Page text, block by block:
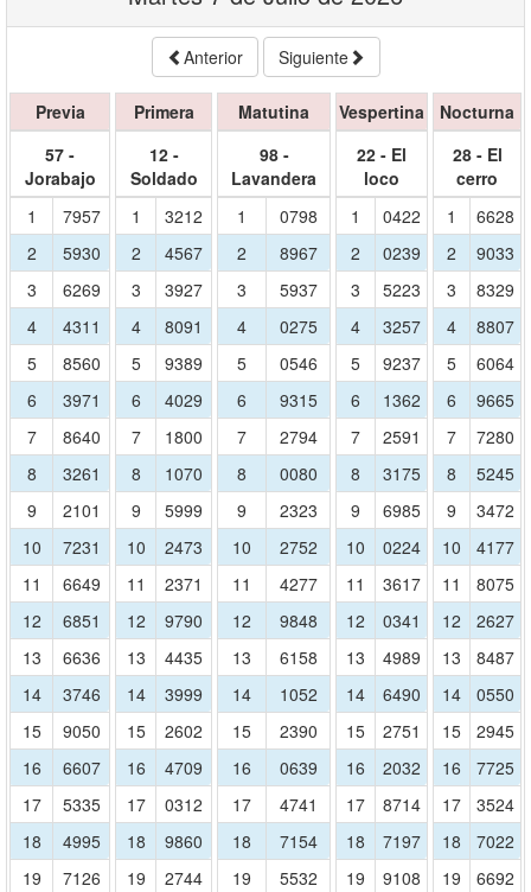
Anterior Siguiente
Previa
57 -
Jorabajo
1
7957
2
5930
3
6269
4
4311
5
8560
6
3971
7
8640
8
3261
9
2101
10
7231
11
6649
12
6851
13
6636
14
3746
15
9050
16
6607
17
5335
18
4995
19
7126
Primera
12 -
Soldado
1
3212
2
4567
3
3927
4
8091
5
9389
6
4029
7
1800
8
1070
9
5999
10
2473
11
2371
12
9790
13
4435
14
3999
15
2602
16
4709
17
0312
18
9860
19
2744
Matutina
98 -
Lavandera
1
0798
2
8967
3
5937
4
0275
5
0546
6
9315
7
2794
8
0080
9
2323
10
2752
11
4277
12
9848
13
6158
14
1052
15
2390
16
0639
17
4741
18
7154
19
5532
Vespertina
22 - El
loco
1
0422
2
0239
3
5223
4
3257
5
9237
6
1362
7
2591
8
3175
9
6985
10
0224
11
3617
12
0341
13
4989
14
6490
15
2751
16
2032
17
8714
18
7197
19
9108
Nocturna
28 - El
cerro
1
6628
2
9033
3
8329
4
8807
5
6064
6
9665
7
7280
8
5245
9
3472
10
4177
11
8075
12
2627
13
8487
14
0550
15
2945
16
7725
17
3524
18
7022
19
6692